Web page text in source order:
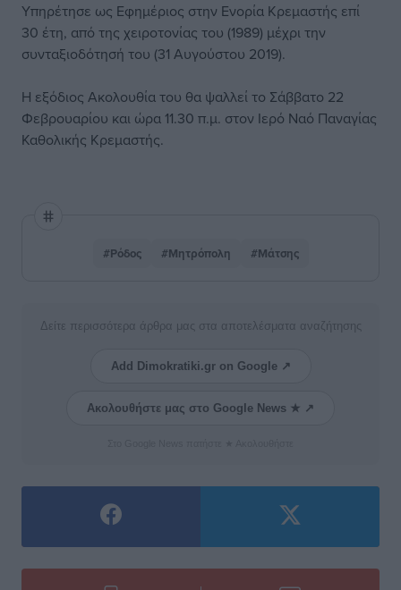
Υπηρέτησε ως Εφημέριος στην Ενορία Κρεμαστής επί
30 έτη, από της χειροτονίας του (1989) μέχρι την
συνταξιοδότησή του (31 Αυγούστου 2019).
Η εξόδιος Ακολουθία του θα ψαλλεί το Σάββατο 22
Φεβρουαρίου και ώρα 11.30 π.μ. στον Ιερό Ναό Παναγίας
Καθολικής Κρεμαστής.
#Ρόδος #Μητρόπολη #Μάτσης
Δείτε περισσότερα άρθρα μας στα αποτελέσματα αναζήτησης
Add Dimokratiki.gr on Google ↗
Ακολουθήστε μας στο Google News ★ ↗